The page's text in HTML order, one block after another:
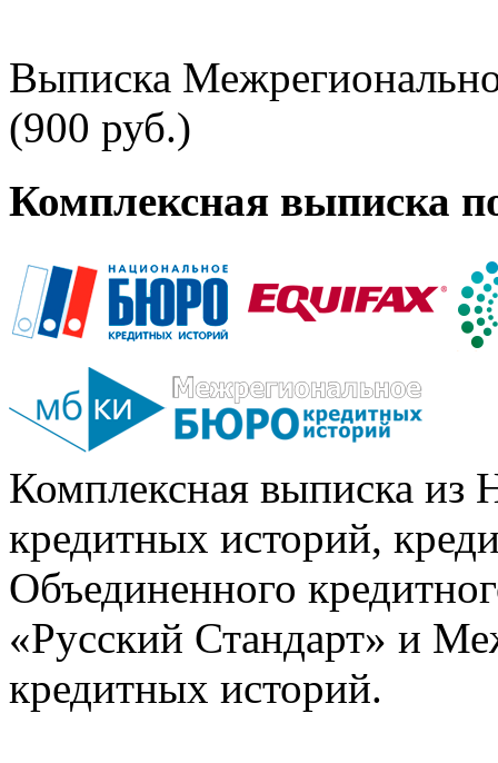
Выписка
(900 руб.)
Комплексная выписка
Комплексная выписка из
кредитных историй,
Объединенного
«Русский Стандарт» и
кредитных историй.